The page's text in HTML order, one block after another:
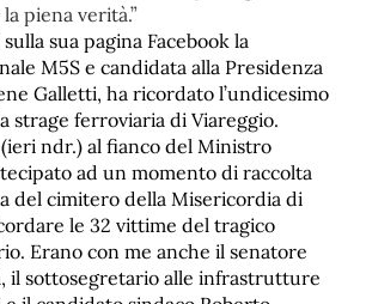
piena verità.”
sua pagina Facebook la
M5S e candidata alla Presidenza
Galletti, ha ricordato l’undicesimo
strage ferroviaria di Viareggio.
ndr.) al fianco del Ministro
ad un momento di raccolta
del cimitero della Misericordia di
le 32 vittime del tragico
Erano con me anche il senatore
il sottosegretario alle infrastrutture